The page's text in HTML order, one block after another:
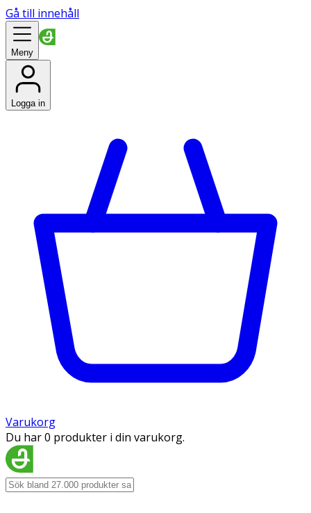
Gå till innehåll
Meny
Logga in
Varukorg
Du har 0 produkter i din varukorg.